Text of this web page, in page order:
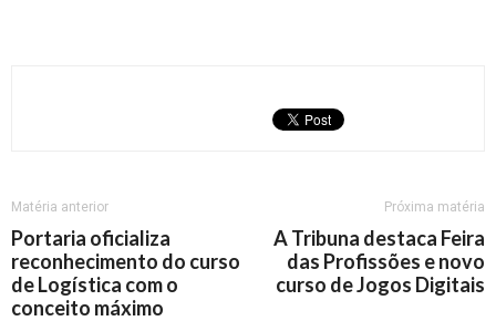
Matéria anterior
Portaria oficializa
reconhecimento do curso
de Logística com o
conceito máximo
Próxima matéria
A Tribuna destaca Feira
das Profissões e novo
curso de Jogos Digitais